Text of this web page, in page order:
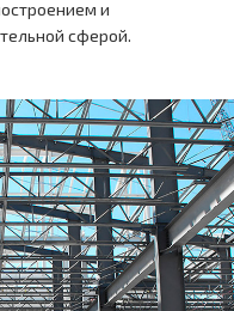
и
сферой.